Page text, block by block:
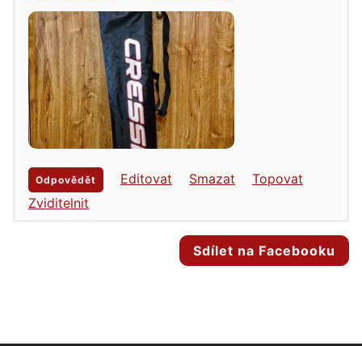
Odpovědět Editovat Smazat
Topovat
Zviditelnit
Sdílet na Facebooku